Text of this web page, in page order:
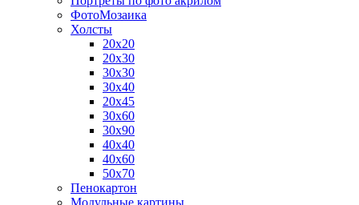
ФотоМозаика
Холсты
20х20
20х30
30х30
30х40
20х45
30х60
30х90
40х40
40х60
50х70
Пенокартон
Модульные картины